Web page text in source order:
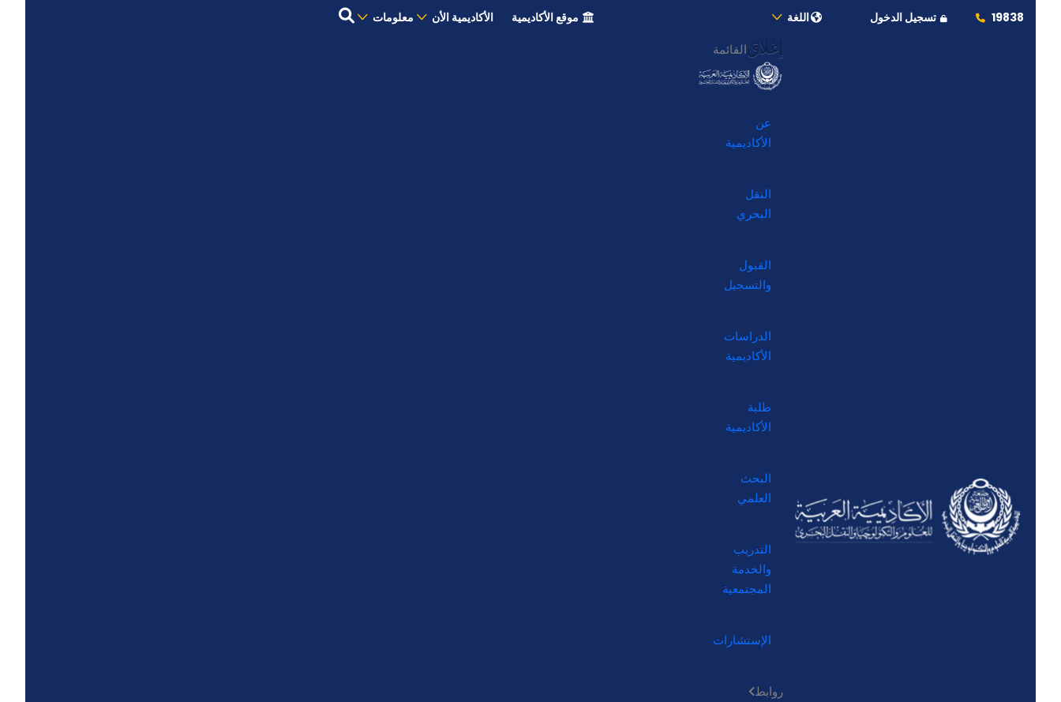
19838 تسجيل الدخول اللغة موقع الأكاديمية الأكاديمية الأن معلومات
إغلاق القائمة
عن
الأكاديمية
النقل
البحري
القبول
والتسجيل
الدراسات
الأكاديمية
طلبة
الأكاديمية
البحث
العلمي
التدريب
والخدمة
المجتمعية
الإستشارات
روابط